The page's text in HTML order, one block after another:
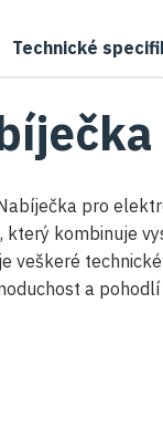
Technické
pro
který kombinuje
veškeré
a pohodlí